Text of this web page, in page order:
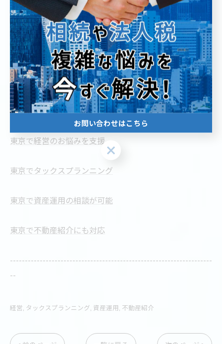
--------------------------------------------------------------------
--
株式会社敬愛コンサルティング
住所 : 東京都葛飾区新小岩2丁目
東京で経営のお悩みを支援
東京でタックスプランニング
東京で資産運用の相談が可能
東京で不動産紹介にも対応
--------------------------------------------------------------------
--
経営 タックスプランニング 資産運用 不動産紹介
お問い合わせはこちら
お問い合わせはこちら